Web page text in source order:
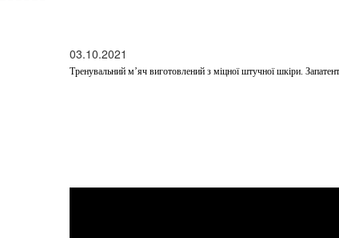
03.10.2021
Тренувальний м’яч виготовлений з міцної штучної шкіри.